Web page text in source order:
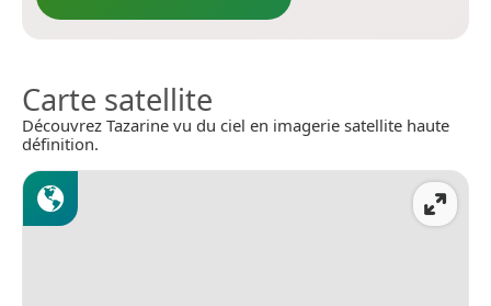
Carte satellite
Découvrez Tazarine vu du ciel en imagerie satellite haute
définition.